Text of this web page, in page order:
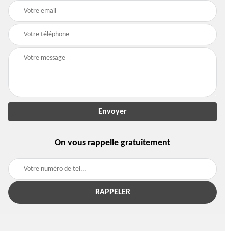
On vous rappelle gratuitement